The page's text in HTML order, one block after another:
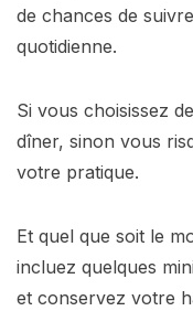
de chances de
quotidienne.
Si vous choisissez
dîner, sinon vous
votre pratique.
Et quel que soit le
incluez quelques
et conservez votre